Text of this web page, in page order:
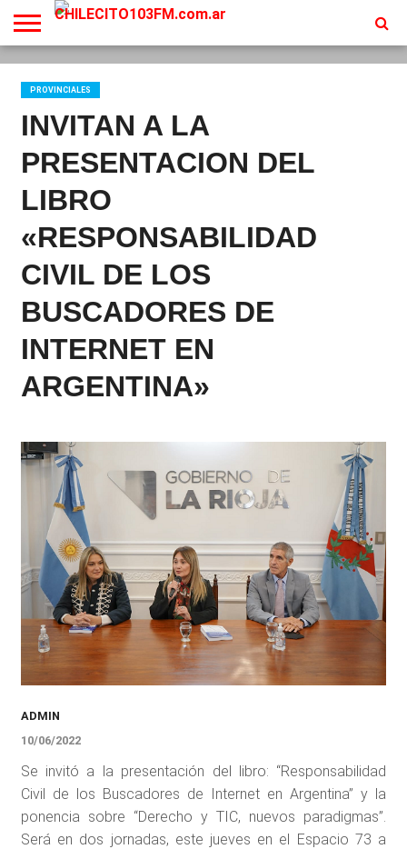
INICIO
EN
VIVO
PROGRAMACION
CONTACTO
PROVINCIALES
INVITAN A LA
PRESENTACION DEL
LIBRO
«RESPONSABILIDAD
CIVIL DE LOS
BUSCADORES DE
INTERNET EN
ARGENTINA»
ADMIN
10/06/2022
Se invitó a la presentación del libro: “Responsabilidad
Civil de los Buscadores de Internet en Argentina” y la
ponencia sobre “Derecho y TIC, nuevos paradigmas”.
Será en dos jornadas, este jueves en el Espacio 73 a